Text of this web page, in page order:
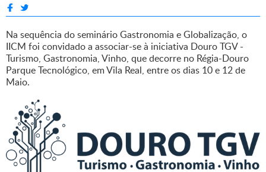
Na sequência do seminário Gastronomia e Globalização, o
IICM foi convidado a associar-se à iniciativa Douro TGV -
Turismo, Gastronomia, Vinho, que decorre no Régia-Douro
Parque Tecnológico, em Vila Real, entre os dias 10 e 12 de
Maio.